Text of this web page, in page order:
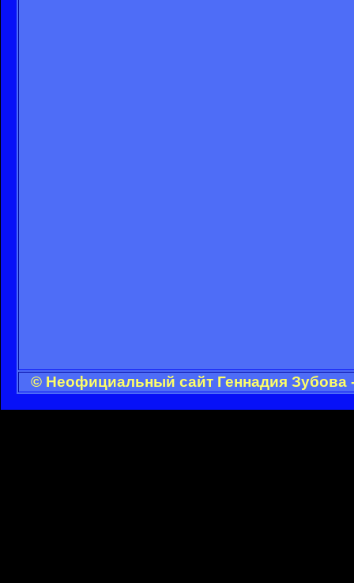
© Неофициальный сайт Геннадия Зубова